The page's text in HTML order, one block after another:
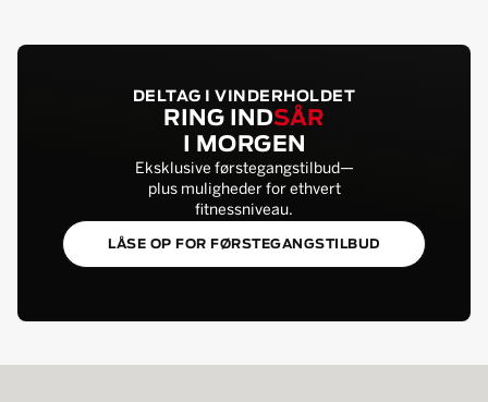
DELTAG I VINDERHOLDET
RING INDSÅR
I MORGEN
Eksklusive førstegangstilbud—
plus muligheder for ethvert
fitnessniveau.
LÅSE OP FOR FØRSTEGANGSTILBUD